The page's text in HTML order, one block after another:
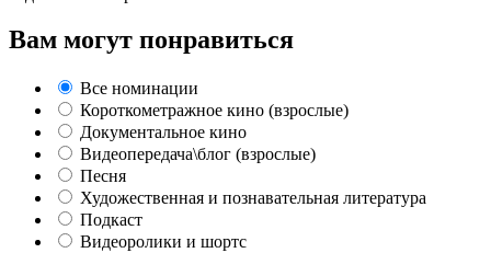
Вам могут понравиться
Все номинации
Короткометражное кино (взрослые)
Документальное кино
Видеопередача\блог (взрослые)
Песня
Художественная и познавательная литература
Подкаст
Видеоролики и шортс